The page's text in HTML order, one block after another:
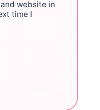
website in
time I